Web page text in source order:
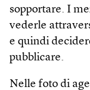
sopportare. I
vederle
e quindi
pubblicare.
Nelle foto di